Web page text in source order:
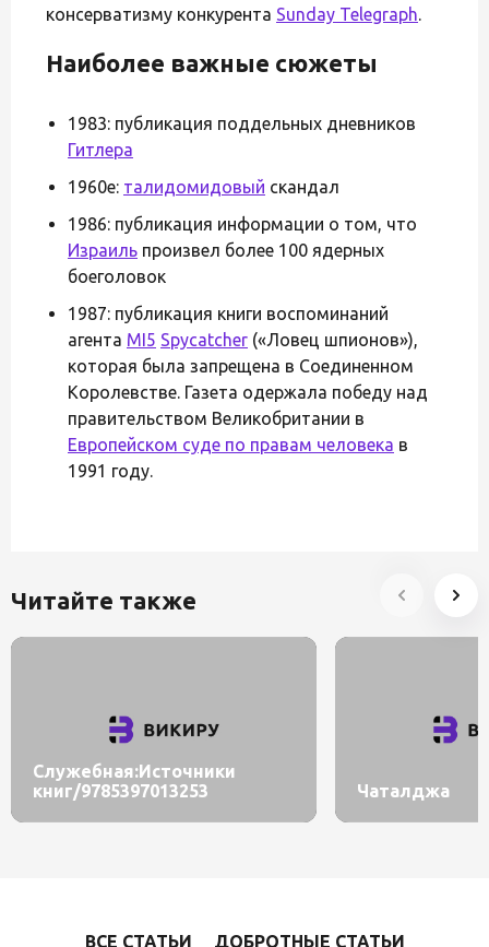
консерватизму конкурента Sunday Telegraph.
Наиболее важные сюжеты
1983: публикация поддельных дневников
Гитлера
1960е: талидомидовый скандал
1986: публикация информации о том, что
Израиль произвел более 100 ядерных
боеголовок
1987: публикация книги воспоминаний
агента MI5 Spycatcher («Ловец шпионов»),
которая была запрещена в Соединенном
Королевстве. Газета одержала победу над
правительством Великобритании в
Европейском суде по правам человека в
1991 году.
Читайте также
Служебная:Источники
книг/9785397013253
Чаталджа
ВСЕ СТАТЬИ ДОБРОТНЫЕ СТАТЬИ